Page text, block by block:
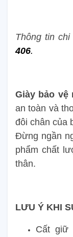
Thông tin
406.
Giày bảo vệ
an toàn và
đôi chân của
Đừng ngần
phẩm chất
thân.
LƯU Ý KHI
Cất giữ